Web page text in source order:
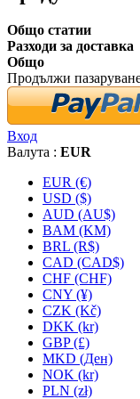
Общо статии
Разходи за доставка
Общо
Продължи
Вход
Валута : EUR
EUR (€)
USD ($)
AUD (AU$)
BAM (KM)
BRL (R$)
CAD (CAD$)
CHF (CHF)
CNY (¥)
CZK (Kč)
DKK (kr)
GBP (£)
MKD (Ден)
NOK (kr)
PLN (zł)